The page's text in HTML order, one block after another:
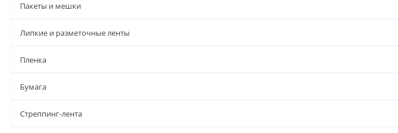
Пакеты и мешки
Липкие и разметочные ленты
Пленка
Бумага
Стреппинг-лента